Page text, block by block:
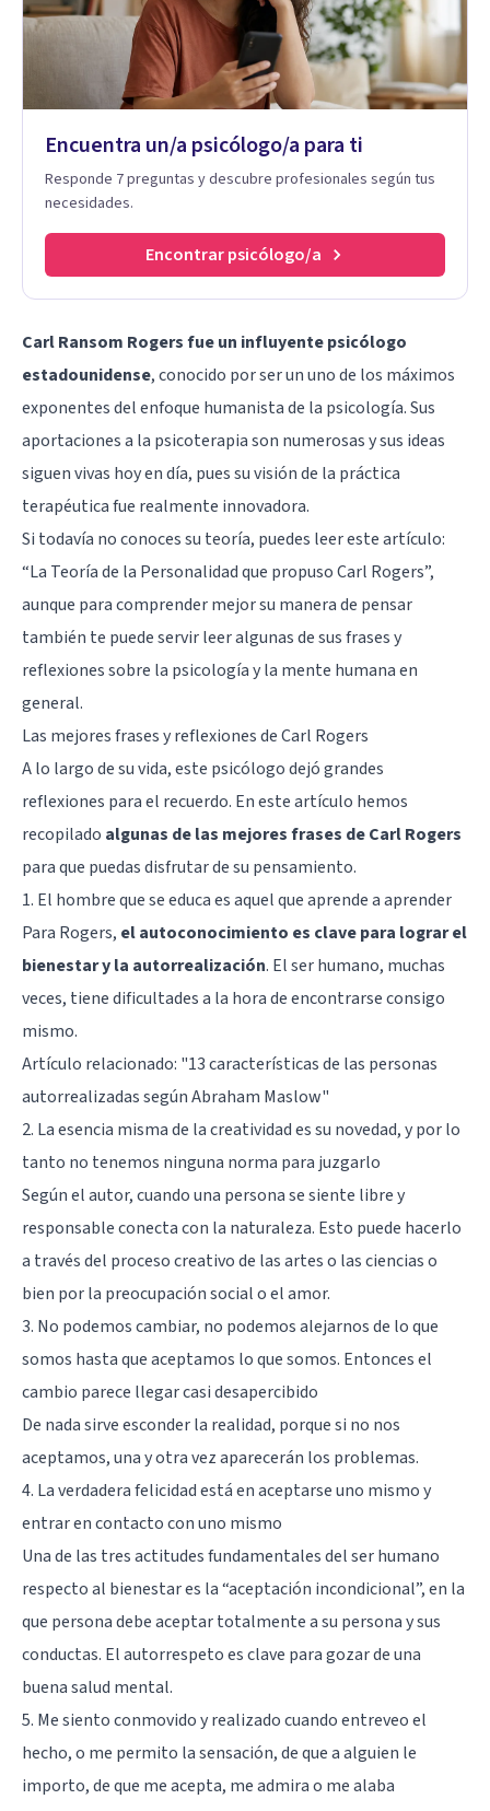
Encuentra un/a psicólogo/a para ti
Responde 7 preguntas y descubre profesionales según tus
necesidades.
Encontrar psicólogo/a
Carl Ransom Rogers fue un influyente psicólogo
estadounidense, conocido por ser un uno de los máximos
exponentes delenfoque humanista de la psicología. Sus
aportaciones a la psicoterapia son numerosas y sus ideas
siguen vivas hoy en día, pues su visión de la práctica
terapéutica fue realmente innovadora.
Si todavía no conoces su teoría, puedes leer este artículo:
“La Teoría de la Personalidad que propuso Carl Rogers”,
aunque para comprender mejor su manera de pensar
también te puede servir leer algunas de sus frases y
reflexiones sobre la psicología y la mente humana en
general.
Las mejores frases y reflexiones de Carl Rogers
A lo largo de su vida, este psicólogo dejó grandes
reflexiones para el recuerdo. En este artículo hemos
recopilado algunas de las mejores frases de Carl Rogers
para que puedas disfrutar de su pensamiento.
1. El hombre que se educa es aquel que aprende a aprender
Para Rogers, el autoconocimiento es clave para lograr el
bienestar y la autorrealización. El ser humano, muchas
veces, tiene dificultades a la hora de encontrarse consigo
mismo.
Artículo relacionado: "13 características de las personas
autorrealizadas según Abraham Maslow"
2. La esencia misma de la creatividad es su novedad, y por lo
tanto no tenemos ninguna norma para juzgarlo
Según el autor, cuando una persona se siente libre y
responsable conecta con la naturaleza. Esto puede hacerlo
a través del proceso creativo de las artes o las ciencias o
bien por la preocupación social o el amor.
3. No podemos cambiar, no podemos alejarnos de lo que
somos hasta que aceptamos lo que somos. Entonces el
cambio parece llegar casi desapercibido
De nada sirve esconder la realidad, porque si no nos
aceptamos, una y otra vez aparecerán los problemas.
4. La verdadera felicidad está en aceptarse uno mismo y
entrar en contacto con uno mismo
Una de las tres actitudes fundamentales del ser humano
respecto al bienestar es la “aceptación incondicional”, en la
que persona debe aceptar totalmente a su persona y sus
conductas. El autorrespeto es clave para gozar de una
buena salud mental.
5. Me siento conmovido y realizado cuando entreveo el
hecho, o me permito la sensación, de que a alguien le
importo, de que me acepta, me admira o me alaba